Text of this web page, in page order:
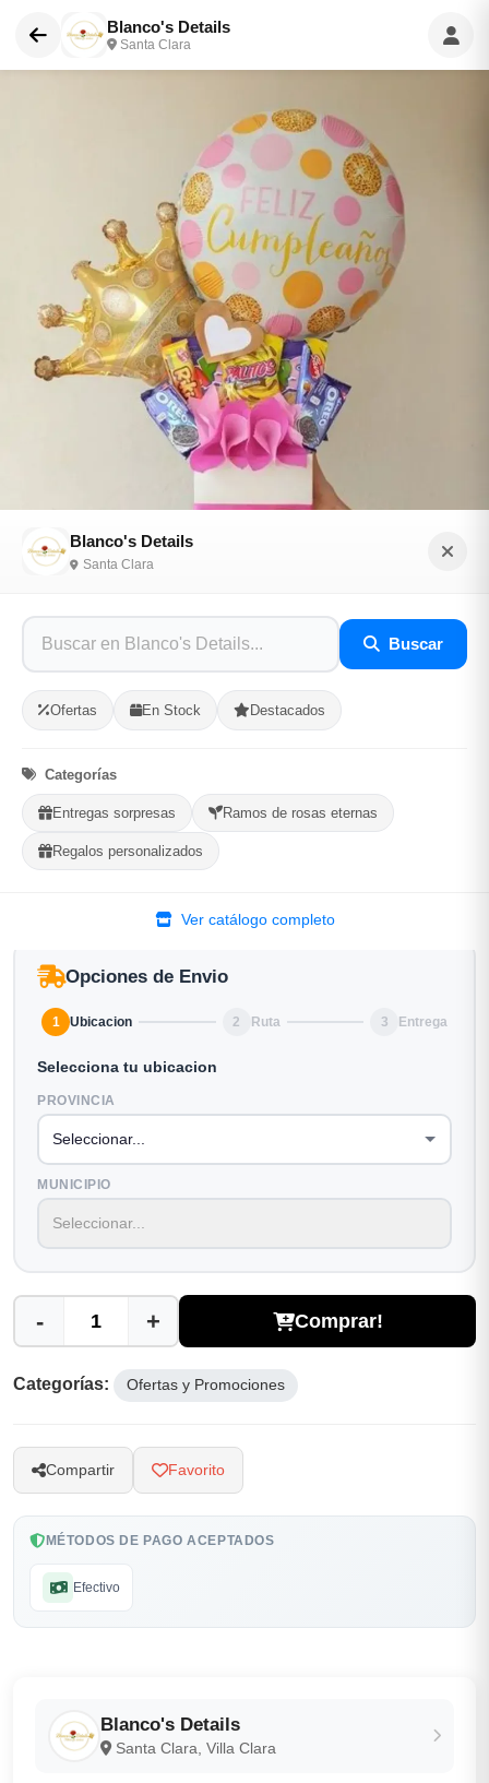
Blanco's Details
Santa Clara
Blanco's Details
Santa Clara
Buscar
Ofertas En Stock Destacados
Categorías
Entregas sorpresas Ramos de rosas eternas
Regalos personalizados
Ver catálogo completo
Caja de regalo con globos y confituras
Sé el primero en opinar
SKU: BLAN-818CEDA3
En Stock
Listo para Entregar
Opciones de Envio
1 Ubicacion 2 Ruta 3 Entrega
Selecciona tu ubicacion
PROVINCIA
MUNICIPIO
- + Comprar!
Categorías: Ofertas y Promociones
Compartir Favorito
MÉTODOS DE PAGO ACEPTADOS
Efectivo
Blanco's Details
Santa Clara, Villa Clara